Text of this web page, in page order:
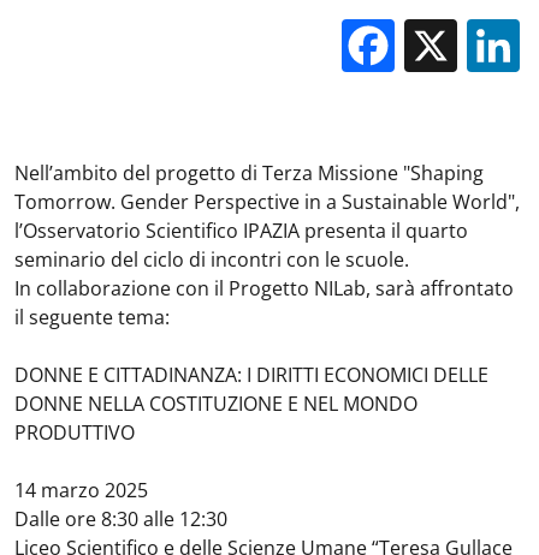
X
Nell’ambito del progetto di Terza Missione "Shaping
Tomorrow. Gender Perspective in a Sustainable World",
l’Osservatorio Scientifico IPAZIA presenta il quarto
seminario del ciclo di incontri con le scuole.
In collaborazione con il Progetto NILab, sarà affrontato
il seguente tema:
DONNE E CITTADINANZA: I DIRITTI ECONOMICI DELLE
DONNE NELLA COSTITUZIONE E NEL MONDO
PRODUTTIVO
14 marzo 2025
Dalle ore 8:30 alle 12:30
Liceo Scientifico e delle Scienze Umane “Teresa Gullace